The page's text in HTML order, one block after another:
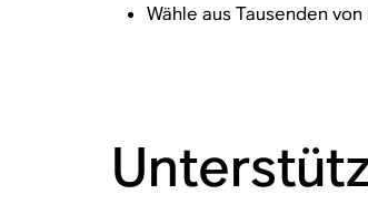
Wähle aus Tausenden